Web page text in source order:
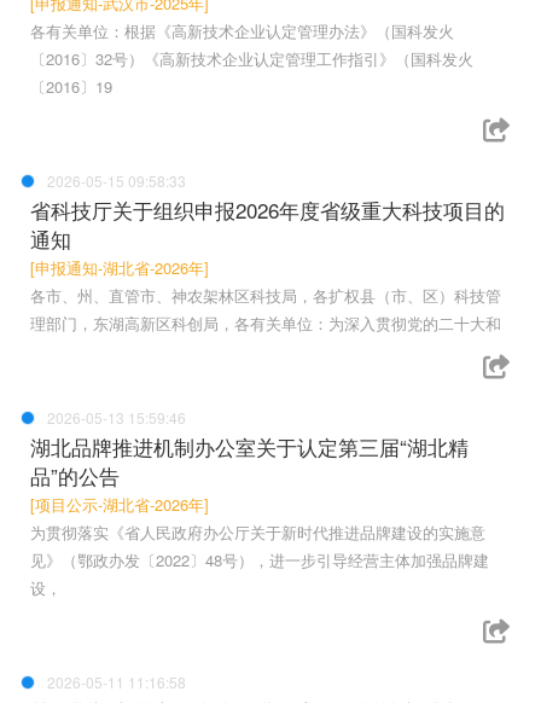
各有关单位：根据《高新技术企业认定管理办法》（国科发火
〔2016〕32号）《高新技术企业认定管理工作指引》（国科发火
〔2016〕19
2026-05-15 09:58:33
省科技厅关于组织申报2026年度省级重大科技项目的
通知
[申报通知-湖北省-2026年]
各市、州、直管市、神农架林区科技局，各扩权县（市、区）科技管
理部门，东湖高新区科创局，各有关单位：为深入贯彻党的二十大和
2026-05-13 15:59:46
湖北品牌推进机制办公室关于认定第三届“湖北精
品”的公告
[项目公示-湖北省-2026年]
为贯彻落实《省人民政府办公厅关于新时代推进品牌建设的实施意
见》（鄂政办发〔2022〕48号），进一步引导经营主体加强品牌建
设，
2026-05-11 11:16:58